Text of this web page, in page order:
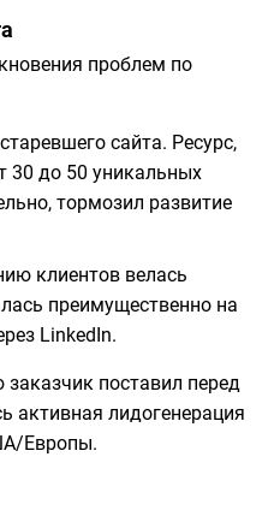
проблем по
сайта. Ресурс,
30 до 50 уникальных
тормозил развитие
клиентов велась
преимущественно на
LinkedIn.
поставил перед
активная лидогенерация
Европы.